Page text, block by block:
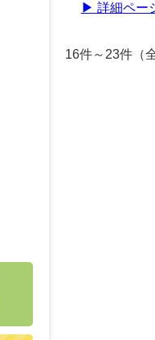
▶ 詳細ペー
16件～23件（